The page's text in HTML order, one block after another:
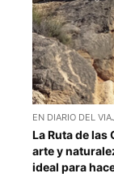
EN DIARIO DEL
La Ruta de
arte y
ideal para